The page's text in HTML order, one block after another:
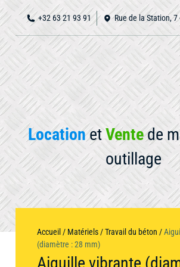
+32 63 21 93 91 Rue de la Station,
LocationetVentede
outillage
Accueil
propos
Notre
matériel
Accueil / Matériels /Travail du béton /
(diamètre : 28 mm)
Aiguille vibrante